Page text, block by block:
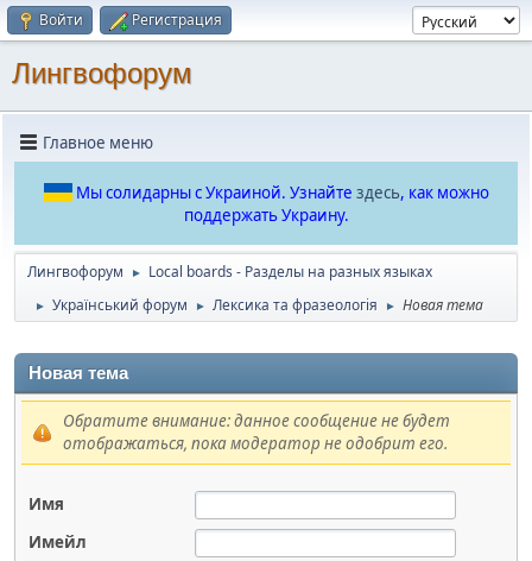
Войти Регистрация
Лингвофорум
Главное меню
Мы солидарны с Украиной. Узнайте здесь, как можно
поддержать Украину.
Лингвофорум ► Local boards - Разделы на разных языках
► Український форум ► Лексика та фразеологія ► Новая тема
Новая тема
Обратите внимание: данное сообщение не будет
отображаться, пока модератор не одобрит его.
Имя
Имейл